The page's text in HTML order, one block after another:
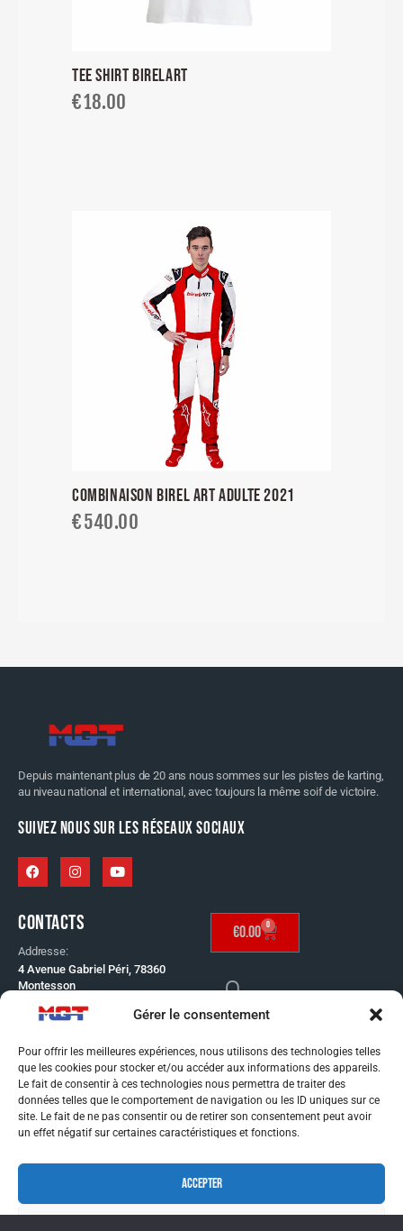
Gérer le consentement
Pour offrir les meilleures expériences, nous utilisons des technologies telles
que les cookies pour stocker et/ou accéder aux informations des appareils.
Le fait de consentir à ces technologies nous permettra de traiter des
données telles que le comportement de navigation ou les ID uniques sur ce
site. Le fait de ne pas consentir ou de retirer son consentement peut avoir
un effet négatif sur certaines caractéristiques et fonctions.
ACCEPTER
TEE SHIRT BIRELART
€18.00
COMBINAISON BIREL ART ADULTE 2021
€540.00
Depuis maintenant plus de 20 ans nous sommes sur les pistes de karting,
au niveau national et international, avec toujours la même soif de victoire.
SUIVEZ NOUS SUR LES RÉSEAUX SOCIAUX
CONTACTS
Addresse:
4 Avenue Gabriel Péri, 78360
Montesson
Telephone:
01 30 53 65 60
Email:
info@mgt-distribution.fr
CONDITIONS GÉNÉRAL
DE VENTE
MENTIONS LÉGALES
MENTIONS LÉGALES
€0.00 0
SE CONNECTER